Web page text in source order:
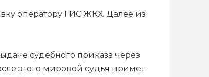
оператору ГИС ЖКХ. Далее из
судебного приказа через
этого мировой судья примет